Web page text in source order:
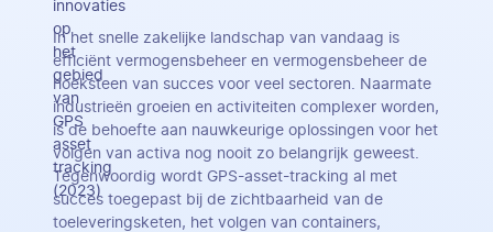
In het snelle zakelijke landschap van vandaag is
efficiënt vermogensbeheer en vermogensbeheer de
hoeksteen van succes voor veel sectoren. Naarmate
industrieën groeien en activiteiten complexer worden,
is de behoefte aan nauwkeurige oplossingen voor het
volgen van activa nog nooit zo belangrijk geweest.
Tegenwoordig wordt GPS-asset-tracking al met
succes toegepast bij de zichtbaarheid van de
toeleveringsketen, het volgen van containers,